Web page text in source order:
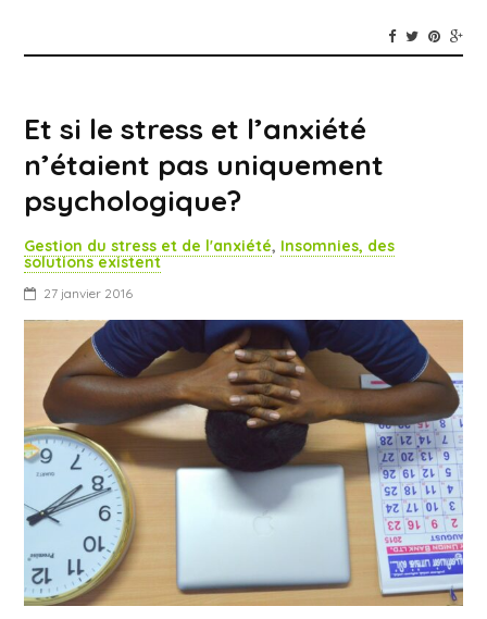
Et si le stress et l’anxiété
n’étaient pas uniquement
psychologique?
Gestion du stress et de l'anxiété, Insomnies, des
solutions existent
27 janvier 2016